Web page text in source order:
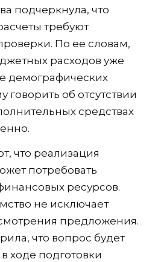
подчеркнула, что
требуют
По ее словам,
расходов уже
демографических
говорить об отсутствии
средствах
что реализация
потребовать
ресурсов.
не исключает
предложения.
что вопрос будет
ходе подготовки